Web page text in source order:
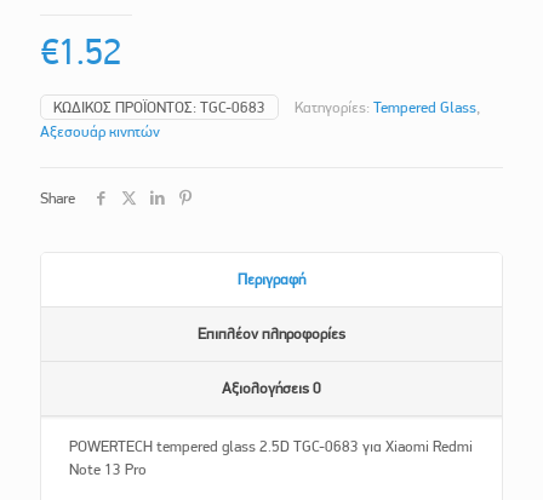
€1.52
ΚΩΔΙΚΌΣ ΠΡΟΪΌΝΤΟΣ: TGC-0683 Κατηγορίες: Tempered Glass,
Αξεσουάρ κινητών
Share
Περιγραφή
Επιπλέον πληροφορίες
Αξιολογήσεις 0
POWERTECH tempered glass 2.5D TGC-0683 για Xiaomi Redmi
Note 13 Pro